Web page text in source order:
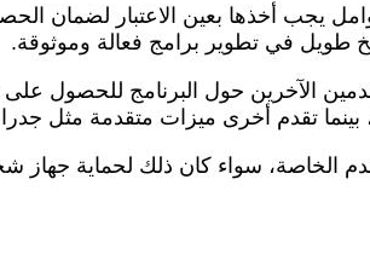
يجب أخذها بعين الاعتبار لضمان
طويل في تطوير برامج فعالة وموثوقة.
الآخرين حول البرنامج للحصول على
تقدم أخرى ميزات متقدمة مثل
الخاصة، سواء كان ذلك لحماية